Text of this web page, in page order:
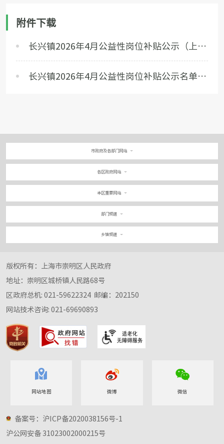
附件下载
长兴镇2026年4月公益性岗位补贴公示（上海市崇明长兴社会协管综合服务社）.xlsx
长兴镇2026年4月公益性岗位补贴公示名单（上海崇明长兴镇生态养护社）.xlsx
市政府及各部门网站
各区政府网站
本区重要网站
部门频道
乡镇频道
版权所有：上海市崇明区人民政府
地址：崇明区城桥镇人民路68号
区政府总机: 021-59622324 邮编：202150
网站技术咨询: 021-69690893
网站地图 微博 微信
备案号：沪ICP备2020038156号-1
沪公网安备 31023002000215号